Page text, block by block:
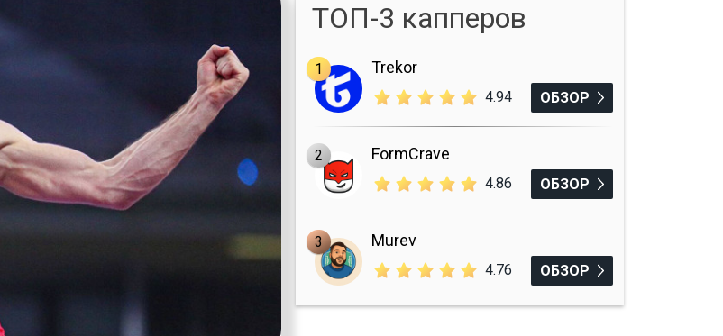
ТОП-3 капперов
1 Trekor
4.94 ОБЗОР
2 FormCrave
4.86 ОБЗОР
3 Murev
4.76 ОБЗОР